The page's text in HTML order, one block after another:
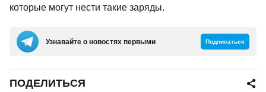
которые могут нести такие заряды.
Узнавайте о новостях первыми Подписаться
ПОДЕЛИТЬСЯ